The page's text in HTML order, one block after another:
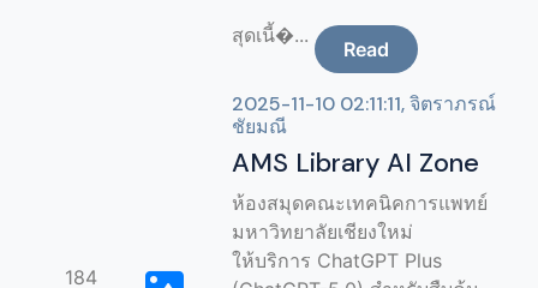
สุดเนี้�...
Read
184
2025-11-10 02:11:11, จิตราภรณ์
ชัยมณี
AMS Library AI Zone
ห้องสมุดคณะเทคนิคการแพทย์
มหาวิทยาลัยเชียงใหม่
ให้บริการ ChatGPT Plus